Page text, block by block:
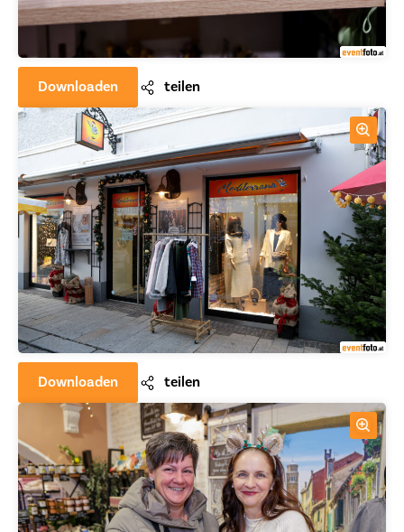
Downloaden teilen
Downloaden teilen